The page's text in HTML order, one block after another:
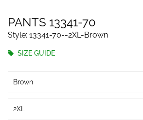
PANTS 13341-70
Style: 13341-70--2XL-Brown
SIZE GUIDE
Brown
2XL